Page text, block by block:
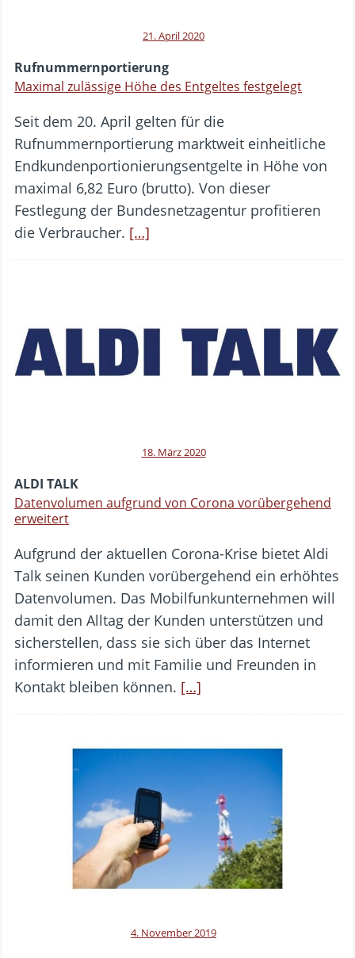
21. April 2020
Rufnummernportierung
Maximal zulässige Höhe des Entgeltes festgelegt
Seit dem 20. April gelten für die
Rufnummernportierung marktweit einheitliche
Endkundenportionierungsentgelte in Höhe von
maximal 6,82 Euro (brutto). Von dieser
Festlegung der Bundesnetzagentur profitieren
die Verbraucher. […]
18. März 2020
ALDI TALK
Datenvolumen aufgrund von Corona vorübergehend
erweitert
Aufgrund der aktuellen Corona-Krise bietet Aldi
Talk seinen Kunden vorübergehend ein erhöhtes
Datenvolumen. Das Mobilfunkunternehmen will
damit den Alltag der Kunden unterstützen und
sicherstellen, dass sie sich über das Internet
informieren und mit Familie und Freunden in
Kontakt bleiben können. […]
4. November 2019